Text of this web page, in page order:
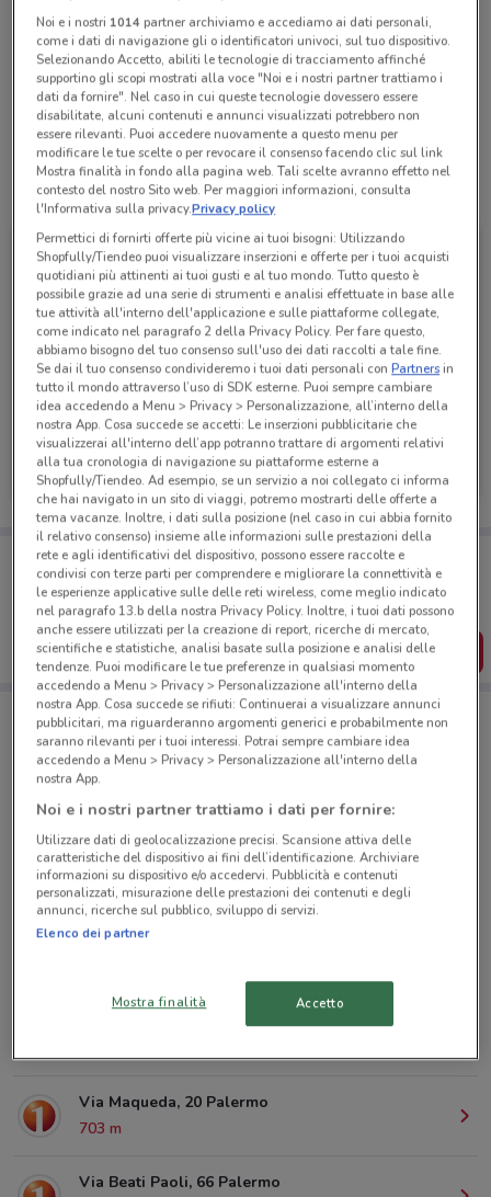
Lunedì n.d.
Martedì n.d.
Mercoledì n.d.
Giovedì n.d.
Venerdì n.d.
Sabato n.d.
Domenica n.d.
ANGOLO S. SCROFANI 1-1A
Tutte le promozioni di questo negozio
1mobile
Scade il 31/08 356 m
Porta DoveConviene sempre con te!
Puoi trovare le migliori offerte dei negozi vicino a te,
salvarle e creare la tua lista del risparmio, comodamente
dal tuo cellulare.
SCARICA L’APP
Negozi 1mobile a Palermo
© MapTiler © OpenStreetMap contributors
Via Maqueda, 152 Palermo
Via Maqueda, 119 Palermo
Via Maqueda, 20 Palermo
703 m
Via Beati Paoli, 66 Palermo
Noi e i nostri 1014partner archiviamo e accediamo ai dati personali,
come i dati di navigazione gli o identificatori univoci, sul tuo dispositivo.
Selezionando Accetto, abiliti le tecnologie di tracciamento affinché
supportino gli scopi mostrati alla voce "Noi e i nostri partner trattiamo i
dati da fornire". Nel caso in cui queste tecnologie dovessero essere
disabilitate, alcuni contenuti e annunci visualizzati potrebbero non
essere rilevanti. Puoi accedere nuovamente a questo menu per
modificare le tue scelte o per revocare il consenso facendo clic sul link
Mostra finalità in fondo alla pagina web. Tali scelte avranno effetto nel
contesto del nostro Sito web. Per maggiori informazioni, consulta
l'Informativa sulla privacy.Privacy policy
Permettici di fornirti offerte più vicine ai tuoi bisogni: Utilizzando
Shopfully/Tiendeo puoi visualizzare inserzioni e offerte per i tuoi acquisti
quotidiani più attinenti ai tuoi gusti e al tuo mondo. Tutto questo è
possibile grazie ad una serie di strumenti e analisi effettuate in base alle
tue attività all'interno dell'applicazione e sulle piattaforme collegate,
come indicato nel paragrafo 2 della Privacy Policy. Per fare questo,
abbiamo bisogno del tuo consenso sull'uso dei dati raccolti a tale fine.
Se dai il tuo consenso condivideremo i tuoi dati personali conPartnersin
tutto il mondo attraverso l’uso di SDK esterne. Puoi sempre cambiare
idea accedendo a Menu > Privacy > Personalizzazione, all’interno della
nostra App. Cosa succede se accetti: Le inserzioni pubblicitarie che
visualizzerai all'interno dell’app potranno trattare di argomenti relativi
alla tua cronologia di navigazione su piattaforme esterne a
Shopfully/Tiendeo. Ad esempio, se un servizio a noi collegato ci informa
che hai navigato in un sito di viaggi, potremo mostrarti delle offerte a
tema vacanze. Inoltre, i dati sulla posizione (nel caso in cui abbia fornito
il relativo consenso) insieme alle informazioni sulle prestazioni della
rete e agli identificativi del dispositivo, possono essere raccolte e
condivisi con terze parti per comprendere e migliorare la connettività e
le esperienze applicative sulle delle reti wireless, come meglio indicato
nel paragrafo 13.b della nostra Privacy Policy. Inoltre, i tuoi dati possono
anche essere utilizzati per la creazione di report, ricerche di mercato,
scientifiche e statistiche, analisi basate sulla posizione e analisi delle
tendenze. Puoi modificare le tue preferenze in qualsiasi momento
accedendo a Menu > Privacy > Personalizzazione all'interno della
nostra App. Cosa succede se rifiuti: Continuerai a visualizzare annunci
pubblicitari, ma riguarderanno argomenti generici e probabilmente non
saranno rilevanti per i tuoi interessi. Potrai sempre cambiare idea
accedendo a Menu > Privacy > Personalizzazione all'interno della
nostra App.
Noi e i nostri partner trattiamo i dati per fornire:
Utilizzare dati di geolocalizzazione precisi. Scansione attiva delle
caratteristiche del dispositivo ai fini dell’identificazione. Archiviare
informazioni su dispositivo e/o accedervi. Pubblicità e contenuti
personalizzati, misurazione delle prestazioni dei contenuti e degli
annunci, ricerche sul pubblico, sviluppo di servizi.
Elenco dei partner
Mostra finalità Accetto